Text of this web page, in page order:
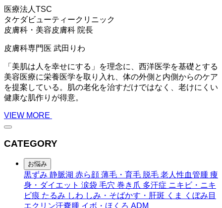
医療法人TSC
タケダビューティークリニック
皮膚科・美容皮膚科 院長
皮膚科専門医 武田りわ
「美肌は人を幸せにする」を理念に、西洋医学を基礎とする
美容医療に栄養医学を取り入れ、体の外側と内側からのケア
を提案している。肌の老化を治すだけではなく、老けにくい
健康な肌作りが得意。
VIEW MORE
CATEGORY
お悩み
黒ずみ 静脈湖 赤ら顔 薄毛・育毛 脱毛 老人性血管腫 痩
身・ダイエット 涙袋 毛穴 巻き爪 多汗症 ニキビ・ニキ
ビ痕 たるみ しわ しみ・そばかす・肝斑 くま
くぼみ目
エクリン汗嚢腫 イボ・ほくろ ADM